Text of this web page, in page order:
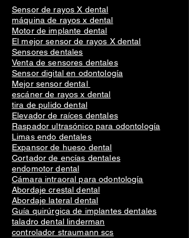
Sensor de rayos X dental
máquina de rayos x dental
Motor de implante dental
El mejor sensor de rayos X dental
Sensores dentales
Venta de sensores dentales
Sensor digital en odontología
Mejor sensor dental
escáner de rayos x dental
tira de pulido dental
Elevador de raíces dentales
Raspador ultrasónico para odontología
Limas endo dentales
Expansor de hueso dental
Cortador de encías dentales
endomotor dental
Cámara intraoral para odontología
Abordaje crestal dental
Abordaje lateral dental
Guía quirúrgica de implantes dentales
taladro dental linderman
controlador straumann scs